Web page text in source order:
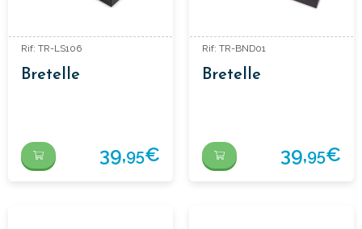
Rif: TR-LS106
Bretelle
39,95€
Rif: TR-BND01
Bretelle
39,95€